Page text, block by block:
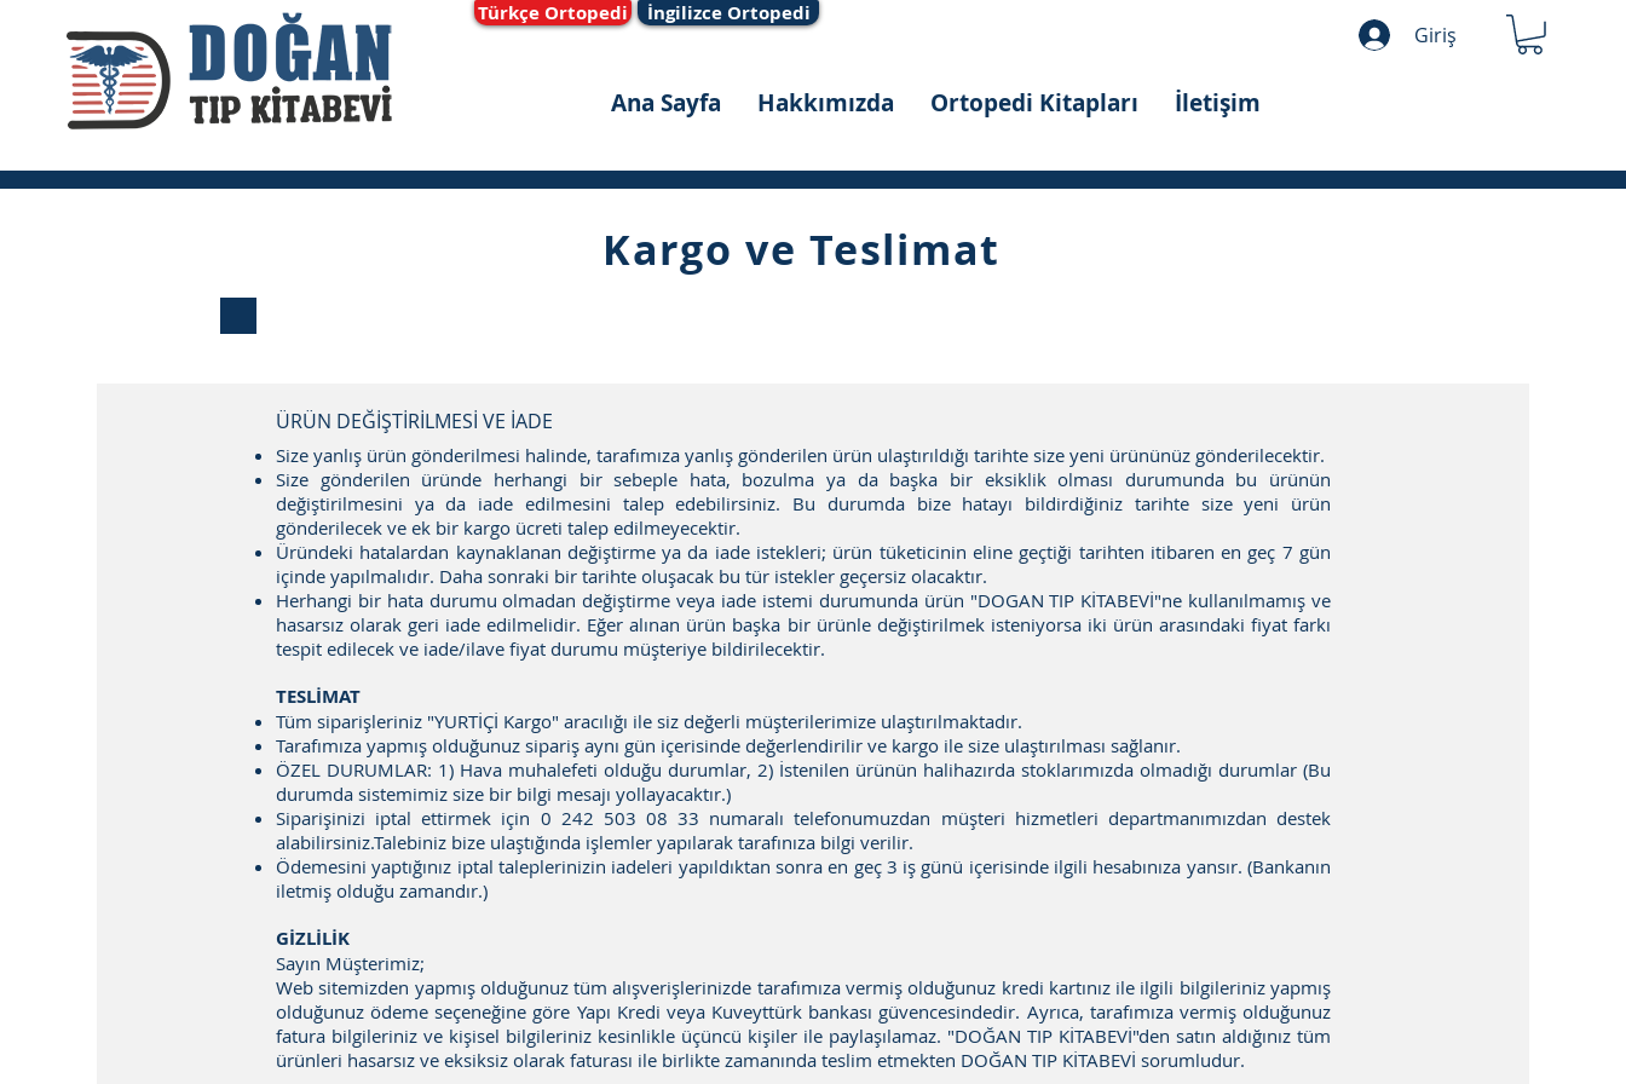
Türkçe Ortopedi İngilizce Ortopedi
Giriş
Ana Sayfa Hakkımızda Ortopedi Kitapları İletişim
Kargo ve Teslimat
ÜRÜN DEĞİŞTİRİLMESİ VE İADE
Size yanlış ürün gönderilmesi halinde, tarafımıza yanlış gönderilen ürün ulaştırıldığı tarihte size yeni ürününüz gönderilecektir.
Size gönderilen üründe herhangi bir sebeple hata, bozulma ya da başka bir eksiklik olması durumunda bu ürünün
değiştirilmesini ya da iade edilmesini talep edebilirsiniz. Bu durumda bize hatayı bildirdiğiniz tarihte size yeni ürün
gönderilecek ve ek bir kargo ücreti talep edilmeyecektir.
Üründeki hatalardan kaynaklanan değiştirme ya da iade istekleri; ürün tüketicinin eline geçtiği tarihten itibaren en geç 7 gün
içinde yapılmalıdır. Daha sonraki bir tarihte oluşacak bu tür istekler geçersiz olacaktır.
Herhangi bir hata durumu olmadan değiştirme veya iade istemi durumunda ürün "DOGAN TIP KİTABEVİ"ne kullanılmamış ve
hasarsız olarak geri iade edilmelidir. Eğer alınan ürün başka bir ürünle değiştirilmek isteniyorsa iki ürün arasındaki fiyat farkı
tespit edilecek ve iade/ilave fiyat durumu müşteriye bildirilecektir.
TESLİMAT
Tüm siparişleriniz "YURTİÇİ Kargo" aracılığı ile siz değerli müşterilerimize ulaştırılmaktadır.
Tarafımıza yapmış olduğunuz sipariş aynı gün içerisinde değerlendirilir ve kargo ile size ulaştırılması sağlanır.
ÖZEL DURUMLAR: 1) Hava muhalefeti olduğu durumlar, 2) İstenilen ürünün halihazırda stoklarımızda olmadığı durumlar (Bu
durumda sistemimiz size bir bilgi mesajı yollayacaktır.)
Siparişinizi iptal ettirmek için 0 242 503 08 33 numaralı telefonumuzdan müşteri hizmetleri departmanımızdan destek
alabilirsiniz.Talebiniz bize ulaştığında işlemler yapılarak tarafınıza bilgi verilir.
Ödemesini yaptığınız iptal taleplerinizin iadeleri yapıldıktan sonra en geç 3 iş günü içerisinde ilgili hesabınıza yansır. (Bankanın
iletmiş olduğu zamandır.)
GİZLİLİK
Sayın Müşterimiz;
Web sitemizden yapmış olduğunuz tüm alışverişlerinizde tarafımıza vermiş olduğunuz kredi kartınız ile ilgili bilgileriniz yapmış
olduğunuz ödeme seçeneğine göre Yapı Kredi veya Kuveyttürk bankası güvencesindedir. Ayrıca, tarafımıza vermiş olduğunuz
fatura bilgileriniz ve kişisel bilgileriniz kesinlikle üçüncü kişiler ile paylaşılamaz. "DOĞAN TIP KİTABEVİ"den satın aldığınız tüm
ürünleri hasarsız ve eksiksiz olarak faturası ile birlikte zamanında teslim etmekten DOĞAN TIP KİTABEVİ sorumludur.